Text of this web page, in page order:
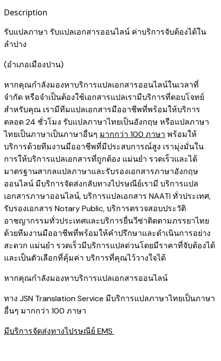
Description
รับแปลภาษา รับแปลเอกสารออนไลน์ ค่าบริการจับต้องได้ใน
ลำปาง ​
​(อำเภอเมืองปาน)
หากคุณกำลังมองหาบริการแปลเอกสารออนไลน์ในเวลาที่
จำกัด หรือจำเป็นต้องใช้เอกสารแปลเรามีบริการที่ตอบโจทย์
สำหรับคุณ เรามีทีมแปลเอกสารมืออาชีพที่พร้อมให้บริการ
ตลอด 24 ชั่วโมง รับแปลภาษาไทยเป็นอังกฤษ หรือแปลภาษา
ไทยเป็นภาษาเป็นภาษาอื่นๆ มากกว่า 100 ภาษา พร้อมให้
บริการด้วยทีมงานมืออาชีพที่มีประสบการณ์สูง เรามุ่งมั่นใน
การให้บริการแปลเอกสารที่ถูกต้อง แม่นยำ รวดเร็วและได้
มาตรฐานสากลแปลภาษาและรับรองเอกสารภาษาอังกฤษ
ออนไลน์ มีบริการจัดส่งกลับทางไปรษณีย์เรามี บริการแปล
เอกสารภาษาออนไลน์,บริการแปลเอกสาร NAATI ​ทั่วประเทศ,
รับรองเอกสาร Notary Public,บริการตรวจสอบประวัติ
อาชญากรรม​ทั่วประเทศและบริการยื่นวีซ่าติดตามภรรยาไทย
ด้วยทีมงานมืออาชีพที่พร้อมให้คำปรึกษาและดำเนินการอย่าง
สะดวก แม่นยำ รวดเร็วมีบริการแปลด่วนโดยมีราคาที่จับต้องได้
และเป็นตัวเลือกที่คุ้มค่า บริการที่คุณไว้วางใจได้
หากคุณกำลังมองหาบริการแปลเอกสารออนไลน์
ทาง JSN Translation Service มีบริการแปลภาษาไทยเป็นภาษา
อื่นๆ มากกว่า 100 ภาษา
มีบริการจัดส่งทางไปรษณีย์ EMS